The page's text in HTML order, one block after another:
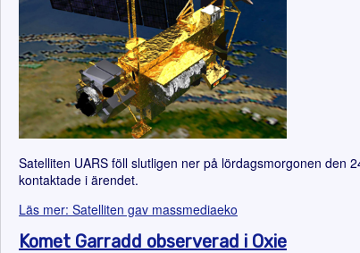
Satelliten UARS föll slutligen ner på lördagsmorgonen den
kontaktade i ärendet.
Läs mer: Satelliten gav massmediaeko
Komet Garradd observerad i Oxie